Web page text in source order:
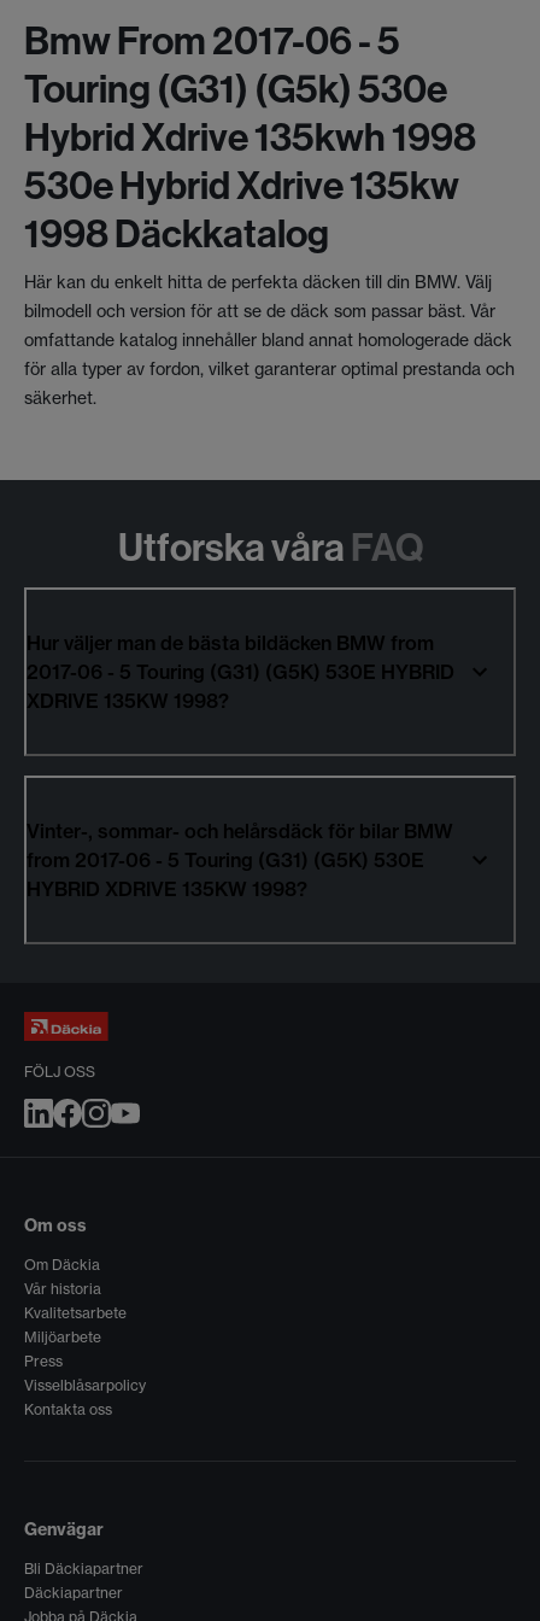
Bmw From 2017-06 - 5
Touring (g31) (g5k) 530e
Hybrid Xdrive 135kwh 1998
530e Hybrid Xdrive 135kw
1998 Däckkatalog
Här kan du enkelt hitta de perfekta däcken till din BMW. Välj
bilmodell och version för att se de däck som passar bäst. Vår
omfattande katalog innehåller bland annat homologerade däck
för alla typer av fordon, vilket garanterar optimal prestanda och
säkerhet.
Utforska våra FAQ
Hur väljer man de bästa bildäcken BMW from
2017-06 - 5 Touring (G31) (G5K) 530E HYBRID
XDRIVE 135KW 1998?
Vinter-, sommar- och helårsdäck för bilar BMW
from 2017-06 - 5 Touring (G31) (G5K) 530E
HYBRID XDRIVE 135KW 1998?
FÖLJ OSS
Om oss
Om Däckia
Vår historia
Kvalitetsarbete
Miljöarbete
Press
Visselblåsarpolicy
Kontakta oss
Genvägar
Bli Däckiapartner
Däckiapartner
Jobba på Däckia